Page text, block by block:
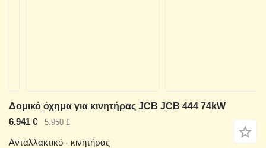
Δομικό όχημα για κινητήρας JCB JCB 444 74kW
6.941 €
5.950 £
Ανταλλακτικό - κινητήρας